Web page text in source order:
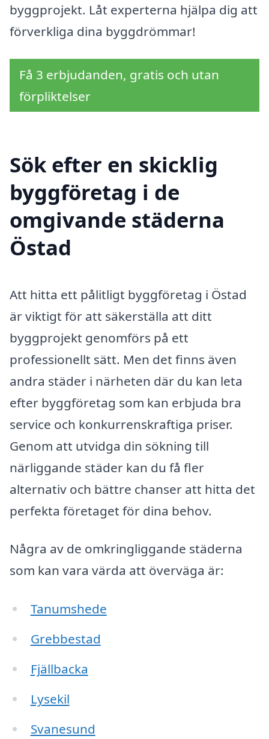
byggprojekt. Låt experterna hjälpa dig att
förverkliga dina byggdrömmar!
Få 3 erbjudanden, gratis och utan
förpliktelser
Sök efter en skicklig
byggföretag i de
omgivande städerna
Östad
Att hitta ett pålitligt byggföretag i Östad
är viktigt för att säkerställa att ditt
byggprojekt genomförs på ett
professionellt sätt. Men det finns även
andra städer i närheten där du kan leta
efter byggföretag som kan erbjuda bra
service och konkurrenskraftiga priser.
Genom att utvidga din sökning till
närliggande städer kan du få fler
alternativ och bättre chanser att hitta det
perfekta företaget för dina behov.
Några av de omkringliggande städerna
som kan vara värda att överväga är:
Tanumshede
Grebbestad
Fjällbacka
Lysekil
Svanesund